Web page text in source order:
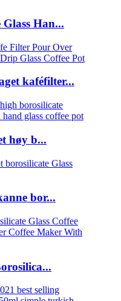
Han...
kaféfilter...
høy b...
bor...